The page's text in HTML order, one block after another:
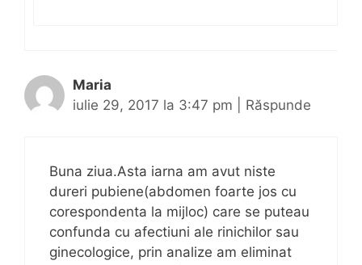
Maria
iulie 29, 2017 la 3:47 pm
Răspunde
Buna ziua.Asta iarna am avut niste
dureri pubiene(abdomen foarte jos cu
corespondenta la mijloc) care se puteau
confunda cu afectiuni ale rinichilor sau
ginecologice, prin analize am eliminat